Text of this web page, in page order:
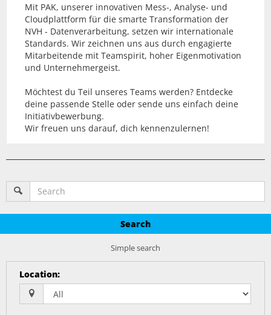
Mit PAK, unserer innovativen Mess-, Analyse- und
Cloudplattform für die smarte Transformation der
NVH - Datenverarbeitung, setzen wir internationale
Standards. Wir zeichnen uns aus durch engagierte
Mitarbeitende mit Teamspirit, hoher Eigenmotivation
und Unternehmergeist.
Möchtest du Teil unseres Teams werden? Entdecke
deine passende Stelle oder sende uns einfach deine
Initiativbewerbung.
Wir freuen uns darauf, dich kennenzulernen!
Search
Simple search
Location: